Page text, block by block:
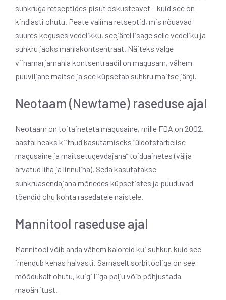
suhkruga retseptides pisut oskusteavet – kuid see on
kindlasti ohutu. Peate valima retseptid, mis nõuavad
suures koguses vedelikku, seejärel lisage selle vedeliku ja
suhkru jaoks mahlakontsentraat. Näiteks valge
viinamarjamahla kontsentraadil on magusam, vähem
puuviljane maitse ja see küpsetab suhkru maitse järgi.
Neotaam (Newtame) raseduse ajal
Neotaam on toitaineteta magusaine, mille FDA on 2002.
aastal heaks kiitnud kasutamiseks “üldotstarbelise
magusaine ja maitsetugevdajana” toiduainetes (välja
arvatud liha ja linnuliha). Seda kasutatakse
suhkruasendajana mõnedes küpsetistes ja puuduvad
tõendid ohu kohta rasedatele naistele.
Mannitool raseduse ajal
Mannitool võib anda vähem kaloreid kui suhkur, kuid see
imendub kehas halvasti. Sarnaselt sorbitooliga on see
mõõdukalt ohutu, kuigi liiga palju võib põhjustada
maoärritust.